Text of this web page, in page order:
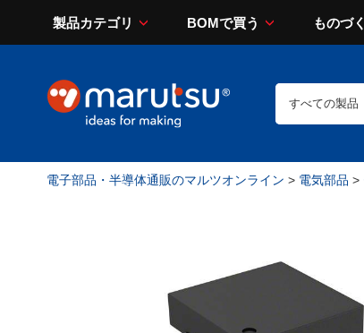
製品カテゴリ BOMで買う ものづ
電子部品・半導体通販のマルツオンライン > 電気部品 >